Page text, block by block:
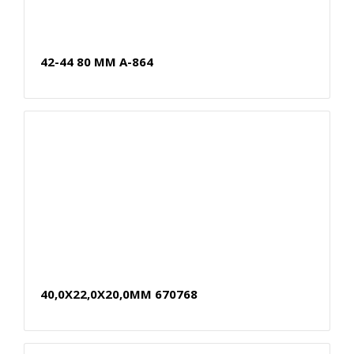
42-44 80 MM A-864
40,0X22,0X20,0MM 670768